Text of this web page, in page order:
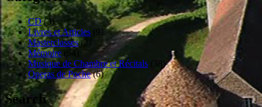
CD(3)
Livres et Articles (9)
Masterclasses(2)
Mémoire (54)
Musique de Chambre et Récitals (38)
Operas de Poche(6)
Search